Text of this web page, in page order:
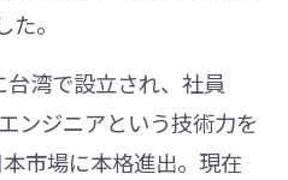
。
湾で設立され、社員
ンジニアという技術力を
市場に本格進出。現在